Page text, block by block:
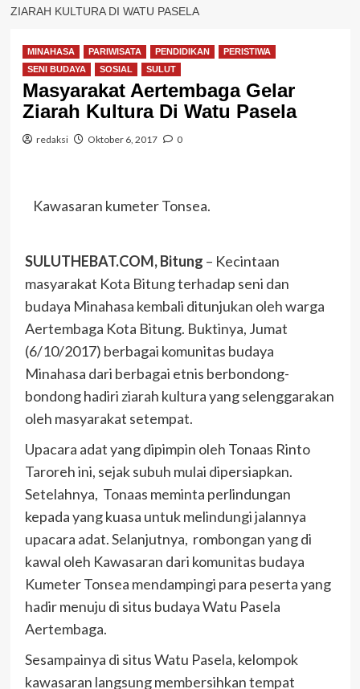
ZIARAH KULTURA DI WATU PASELA
MINAHASA PARIWISATA PENDIDIKAN
PERISTIWA
SENI BUDAYA
SOSIAL SULUT
Masyarakat Aertembaga Gelar
Ziarah Kultura Di Watu Pasela
redaksi Oktober 6, 2017 0
Kawasaran kumeter Tonsea.
SULUTHEBAT.COM, Bitung – Kecintaan
masyarakat Kota Bitung terhadap seni dan
budaya Minahasa kembali ditunjukan oleh warga
Aertembaga Kota Bitung. Buktinya, Jumat
(6/10/2017) berbagai komunitas budaya
Minahasa dari berbagai etnis berbondong-
bondong hadiri ziarah kultura yang selenggarakan
oleh masyarakat setempat.
Upacara adat yang dipimpin oleh Tonaas Rinto
Taroreh ini, sejak subuh mulai dipersiapkan.
Setelahnya, Tonaas meminta perlindungan
kepada yang kuasa untuk melindungi jalannya
upacara adat. Selanjutnya, rombongan yang di
kawal oleh Kawasaran dari komunitas budaya
Kumeter Tonsea mendampingi para peserta yang
hadir menuju di situs budaya Watu Pasela
Aertembaga.
Sesampainya di situs Watu Pasela, kelompok
kawasaran langsung membersihkan tempat